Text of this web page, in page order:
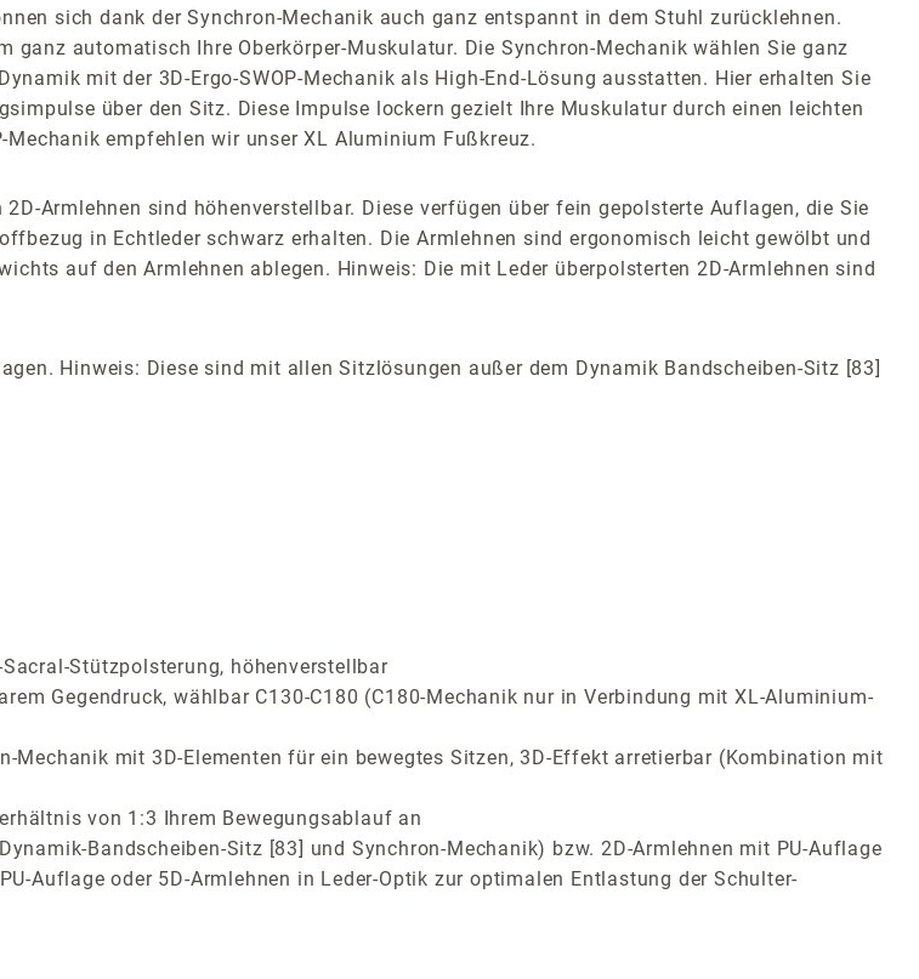
sich dank der Synchron-Mechanik auch ganz entspannt in dem Stuhl zurücklehnen.
ganz automatisch Ihre Oberkörper-Muskulatur. Die Synchron-Mechanik wählen Sie ganz
mit der 3D-Ergo-SWOP-Mechanik als High-End-Lösung ausstatten. Hier erhalten Sie
über den Sitz. Diese Impulse lockern gezielt Ihre Muskulatur durch einen leichten
empfehlen wir unser XL Aluminium Fußkreuz.
Armlehnen sind höhenverstellbar. Diese verfügen über fein gepolsterte Auflagen, die Sie
in Echtleder schwarz erhalten. Die Armlehnen sind ergonomisch leicht gewölbt und
auf den Armlehnen ablegen. Hinweis: Die mit Leder überpolsterten 2D-Armlehnen sind
Hinweis: Diese sind mit allen Sitzlösungen außer dem Dynamik Bandscheiben-Sitz [83]
Stützpolsterung, höhenverstellbar
Gegendruck, wählbar C130-C180 (C180-Mechanik nur in Verbindung mit XL-Aluminium-
Mechanik mit 3D-Elementen für ein bewegtes Sitzen, 3D-Effekt arretierbar (Kombination mit
von 1:3 Ihrem Bewegungsablauf an
Bandscheiben-Sitz [83] und Synchron-Mechanik) bzw. 2D-Armlehnen mit PU-Auflage
Auflage oder 5D-Armlehnen in Leder-Optik zur optimalen Entlastung der Schulter-